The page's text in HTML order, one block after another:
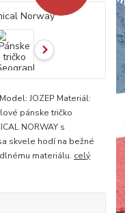
JOZEP Materiál:
pánske tričko
NORWAY s
skvele hodí na bežné
materiálu. celý